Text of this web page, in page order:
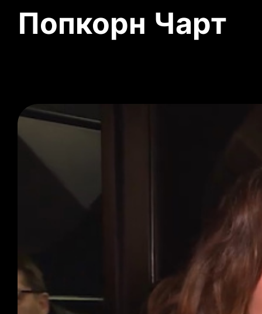
Попкорн Чарт